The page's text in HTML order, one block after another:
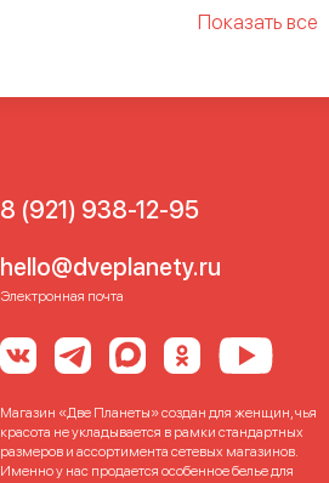
Показать все
8 (921) 938-12-95
hello@dveplanety.ru
Электронная почта
Магазин «Две Планеты» создан для женщин, чья
красота не укладывается в рамки стандартных
размеров и ассортимента сетевых магазинов.
Именно у нас продается особенное белье для